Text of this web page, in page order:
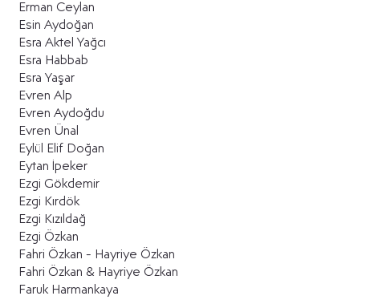
Erman Ceylan
Esin Aydoğan
Esra Aktel Yağcı
Esra Habbab
Esra Yaşar
Evren Alp
Evren Aydoğdu
Evren Ünal
Eylül Elif Doğan
Eytan İpeker
Ezgi Gökdemir
Ezgi Kırdök
Ezgi Kızıldağ
Ezgi Özkan
Fahri Özkan - Hayriye Özkan
Fahri Özkan & Hayriye Özkan
Faruk Harmankaya